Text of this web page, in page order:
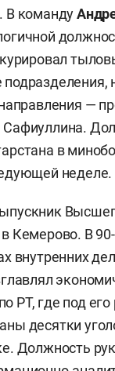
В команду
—
Сафиуллина.
в
неделе.
Кемерово. В
внутренних
РТ, где под его
десятки
Должность